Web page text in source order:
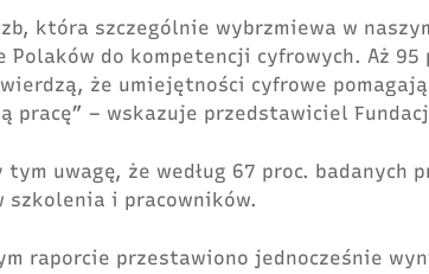
która szczególnie wybrzmiewa w
Polaków do kompetencji cyfrowych. Aż 95
że umiejętności cyfrowe
pracę” – wskazuje przedstawiciel
tym uwagę, że według 67 proc. badanych
szkolenia i pracowników.
raporcie przestawiono jednocześnie